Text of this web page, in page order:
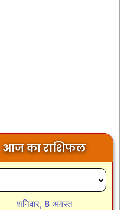
आज का राशिफल
शनिवार, 8 अगस्त